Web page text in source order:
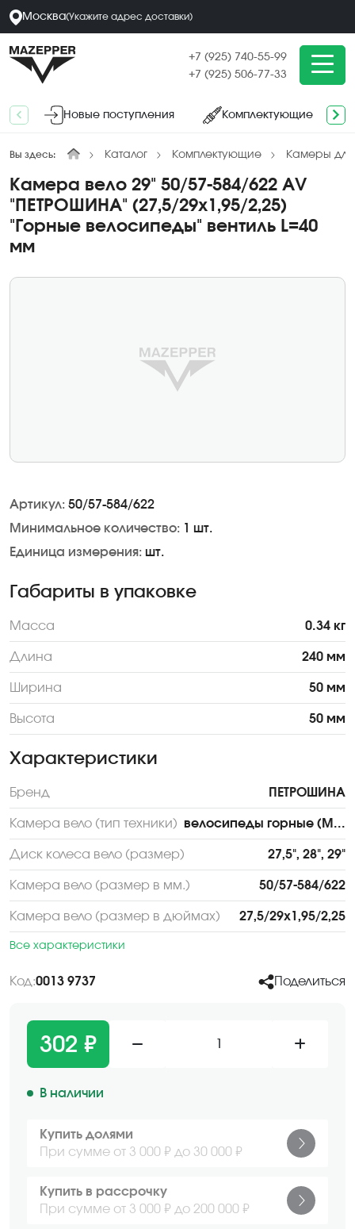
Москва(Укажите адрес доставки)
+7 (925) 740-55-99
+7 (925) 506-77-33
Новые поступления Комплектующие
Вы здесь: Каталог Комплектующие Камеры для
Камера вело 29" 50/57-584/622 AV
"ПЕТРОШИНА" (27,5/29х1,95/2,25)
"Горные велосипеды" вентиль L=40
мм
Артикул: 50/57-584/622
Минимальное количество: 1 шт.
Единица измерения: шт.
Габариты в упаковке
Масса 0.34 кг
Длина 240 мм
Ширина 50 мм
Высота 50 мм
Характеристики
Бренд ПЕТРОШИНА
Камера вело (тип техники) велосипеды горные (M...
Диск колеса вело (размер) 27,5", 28", 29"
Камера вело (размер в мм.) 50/57-584/622
Камера вело (размер в дюймах) 27,5/29х1,95/2,25
Все характеристики
Код:0013 9737 Поделиться
302 ₽ 1
В наличии
Купить долями
При сумме от 3 000 ₽ до 30 000 ₽
Купить в рассрочку
При сумме от 3 000 ₽ до 200 000 ₽